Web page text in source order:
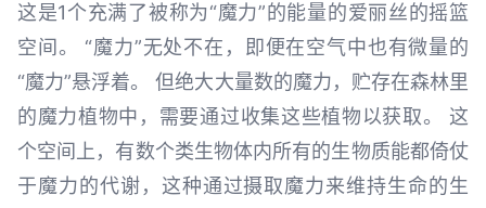
这是1个充满了被称为“魔力”的能量的爱丽丝的摇篮
空间。 “魔力”无处不在，即便在空气中也有微量的
“魔力”悬浮着。 但绝大大量数的魔力，贮存在森林里
的魔力植物中，需要通过收集这些植物以获取。 这
个空间上，有数个类生物体内所有的生物质能都倚仗
于魔力的代谢，这种通过摄取魔力来维持生命的生